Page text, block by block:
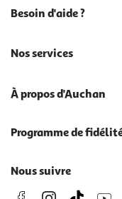
Besoin d'aide ?
Nos services
À propos d'Auchan
Programme de
Nous suivre